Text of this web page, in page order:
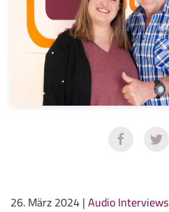
26. März 2024 | Audio Interviews